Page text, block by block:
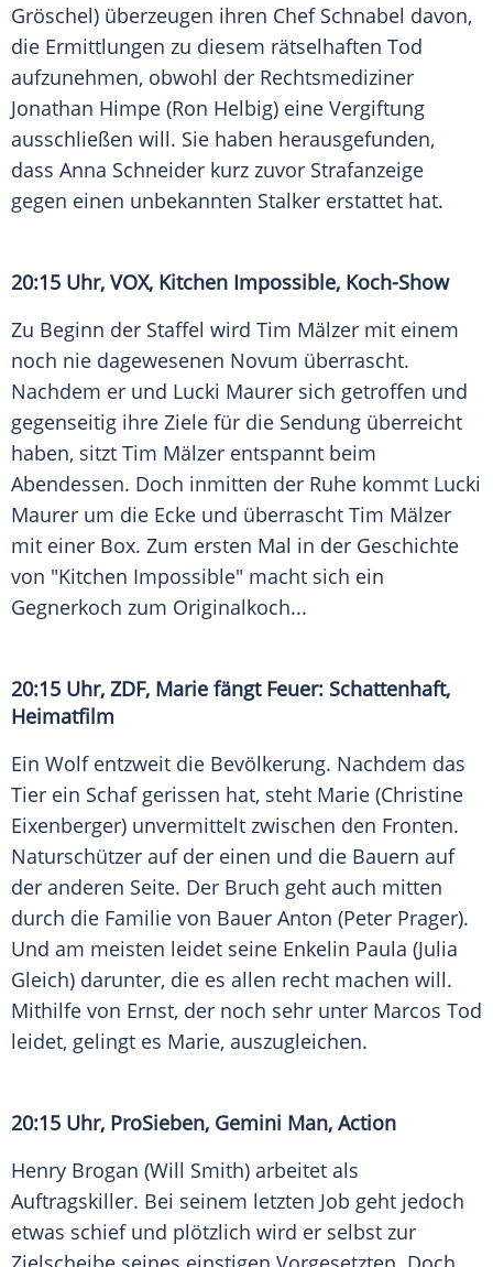
Gröschel) überzeugen ihren Chef Schnabel davon,
die Ermittlungen zu diesem rätselhaften Tod
aufzunehmen, obwohl der Rechtsmediziner
Jonathan Himpe (Ron Helbig) eine Vergiftung
ausschließen will. Sie haben herausgefunden,
dass Anna Schneider kurz zuvor Strafanzeige
gegen einen unbekannten Stalker erstattet hat.
20:15 Uhr, VOX, Kitchen Impossible, Koch-Show
Zu Beginn der Staffel wird Tim Mälzer mit einem
noch nie dagewesenen Novum überrascht.
Nachdem er und Lucki Maurer sich getroffen und
gegenseitig ihre Ziele für die Sendung überreicht
haben, sitzt Tim Mälzer entspannt beim
Abendessen. Doch inmitten der Ruhe kommt Lucki
Maurer um die Ecke und überrascht Tim Mälzer
mit einer Box. Zum ersten Mal in der Geschichte
von "Kitchen Impossible" macht sich ein
Gegnerkoch zum Originalkoch...
20:15 Uhr, ZDF, Marie fängt Feuer: Schattenhaft,
Heimatfilm
Ein Wolf entzweit die Bevölkerung. Nachdem das
Tier ein Schaf gerissen hat, steht Marie (Christine
Eixenberger) unvermittelt zwischen den Fronten.
Naturschützer auf der einen und die Bauern auf
der anderen Seite. Der Bruch geht auch mitten
durch die Familie von Bauer Anton (Peter Prager).
Und am meisten leidet seine Enkelin Paula (Julia
Gleich) darunter, die es allen recht machen will.
Mithilfe von Ernst, der noch sehr unter Marcos Tod
leidet, gelingt es Marie, auszugleichen.
20:15 Uhr, ProSieben, Gemini Man, Action
Henry Brogan (Will Smith) arbeitet als
Auftragskiller. Bei seinem letzten Job geht jedoch
etwas schief und plötzlich wird er selbst zur